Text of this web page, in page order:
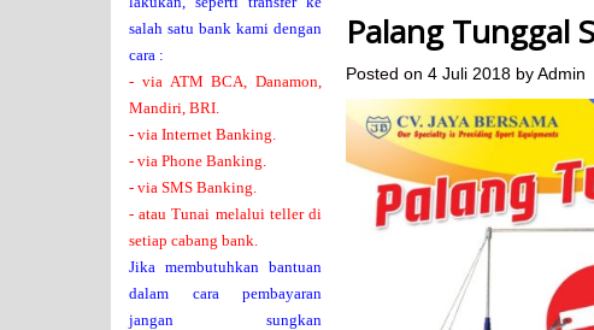
Palang Tunggal
Posted on 4 Juli 2018 by Admin
salah satu bank kami dengan
cara :
- via ATM BCA, Danamon,
Mandiri, BRI.
- via Internet Banking.
- via Phone Banking.
- via SMS Banking.
- atau Tunai melalui teller di
setiap cabang bank.
Jika membutuhkan bantuan
dalam cara pembayaran
jangan sungkan